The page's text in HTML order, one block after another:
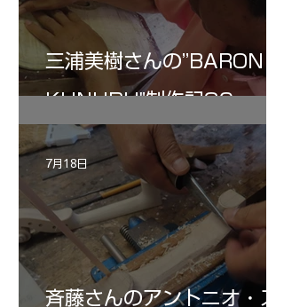
三浦美樹さんの”BARON・
KUNUPU"制作記30
斉藤さんのアントニオ・ス
7月18日